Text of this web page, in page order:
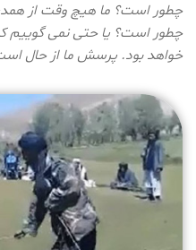
چطور است؟ ما هیچ وقت از
چطور است؟ یا حتی نمی گوییم
خواهد بود. پرسش ما از حال است